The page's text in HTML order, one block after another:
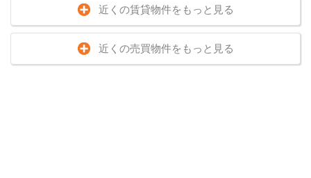
近くの賃貸物件をもっと見る
近くの売買物件をもっと見る